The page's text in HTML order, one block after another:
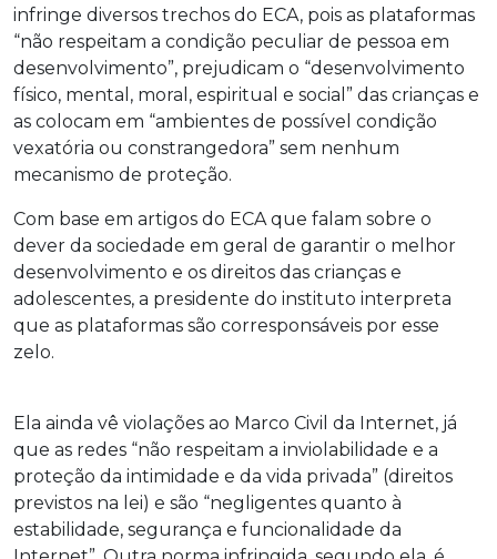
infringe diversos trechos do ECA, pois as plataformas
“não respeitam a condição peculiar de pessoa em
desenvolvimento”, prejudicam o “desenvolvimento
físico, mental, moral, espiritual e social” das crianças e
as colocam em “ambientes de possível condição
vexatória ou constrangedora” sem nenhum
mecanismo de proteção.
Com base em artigos do ECA que falam sobre o
dever da sociedade em geral de garantir o melhor
desenvolvimento e os direitos das crianças e
adolescentes, a presidente do instituto interpreta
que as plataformas são corresponsáveis por esse
zelo.
Ela ainda vê violações ao Marco Civil da Internet, já
que as redes “não respeitam a inviolabilidade e a
proteção da intimidade e da vida privada” (direitos
previstos na lei) e são “negligentes quanto à
estabilidade, segurança e funcionalidade da